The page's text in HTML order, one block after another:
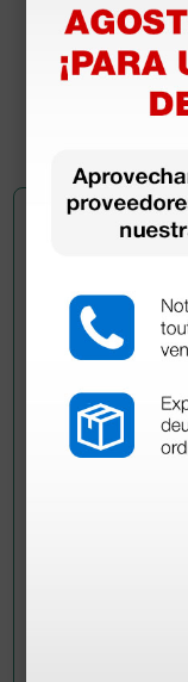
1,28 €
(Precio sin IVA)
Pregúntale a un
¿Todavía tienes
Envía ahora
han adquirido